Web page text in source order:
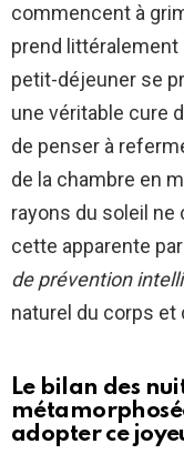
commencent à
prend littéralement
petit-déjeuner se
une véritable cure
de penser à
de la chambre en
rayons du soleil ne
cette apparente
de prévention
naturel du corps et
Le bilan des
adopter ce